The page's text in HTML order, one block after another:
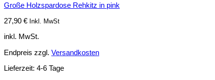
Große Holzspardose Rehkitz in pink
27,90 € Inkl. MwSt
inkl. MwSt.
Endpreis zzgl. Versandkosten
Lieferzeit: 4-6 Tage